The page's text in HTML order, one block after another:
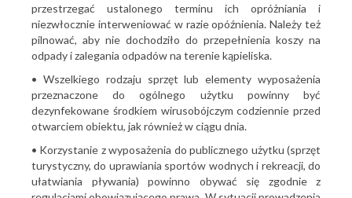
przestrzegać ustalonego terminu ich opróżniania i
niezwłocznie interweniować w razie opóźnienia. Należy też
pilnować, aby nie dochodziło do przepełnienia koszy na
odpady i zalegania odpadów na terenie kąpieliska.
• Wszelkiego rodzaju sprzęt lub elementy wyposażenia
przeznaczone do ogólnego użytku powinny być
dezynfekowane środkiem wirusobójczym codziennie przed
otwarciem obiektu, jak również w ciągu dnia.
• Korzystanie z wyposażenia do publicznego użytku (sprzęt
turystyczny, do uprawiania sportów wodnych i rekreacji, do
ułatwiania pływania) powinno obywać się zgodnie z